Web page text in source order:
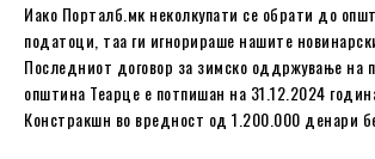
Иако Порталб.мк неколкупати се обрати до
податоци, таа ги игнорираше нашите
Последниот договор за зимско оддржување на
општина Теарце е потпишан на 31.12.2024
Констракшн во вредност од 1.200.000 денари